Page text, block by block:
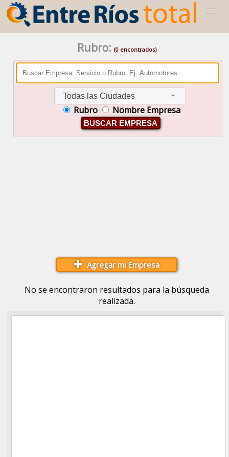
Rubro: (0 encontrados)
Todas las Ciudades
Rubro Nombre Empresa
BUSCAR EMPRESA
Agregar mi Empresa
No se encontraron resultados para la búsqueda
realizada.